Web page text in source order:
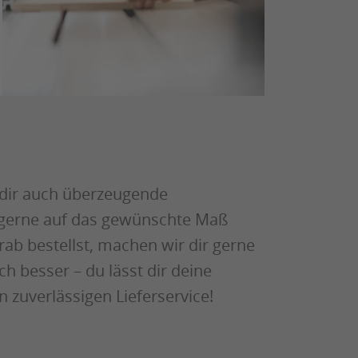
auch überzeugende
auf das gewünschte Maß
bestellst, machen wir dir gerne
besser – du lässt dir deine
zuverlässigen Lieferservice!